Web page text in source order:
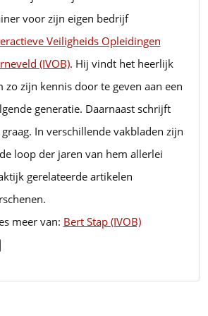
voor zijn eigen bedrijf
Veiligheids Opleidingen
(IVOB). Hij vindt het heerlijk
zo zijn kennis door te geven aan een
generatie. Daarnaast schrijft
In verschillende vakbladen zijn
loop der jaren van hem allerlei
gerelateerde artikelen
meer van: Bert Stap (IVOB)